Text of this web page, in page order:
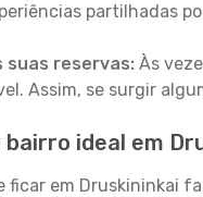
partilhadas
suas reservas: Às
Assim, se surgir
bairro ideal em
ficar em Druskininkai